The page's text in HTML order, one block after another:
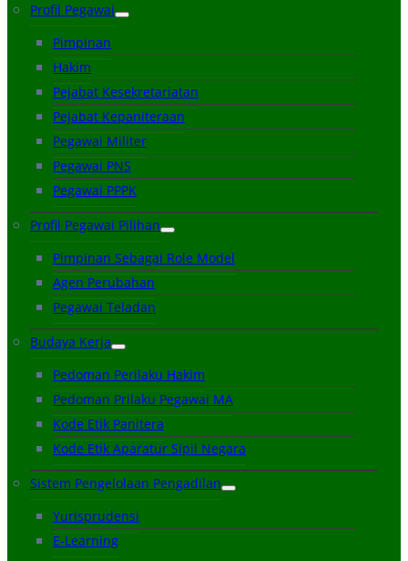
Profil Pegawai
Pimpinan
Hakim
Pejabat Kesekretariatan
Pejabat Kepaniteraan
Pegawai Militer
Pegawai PNS
Pegawai PPPK
Profil Pegawai Pilihan
Pimpinan Sebagai Role Model
Agen Perubahan
Pegawai Teladan
Budaya Kerja
Pedoman Perilaku Hakim
Pedoman Prilaku Pegawai MA
Kode Etik Panitera
Kode Etik Aparatur Sipil Negara
Sistem Pengelolaan Pengadilan
Yurisprudensi
E-Learning